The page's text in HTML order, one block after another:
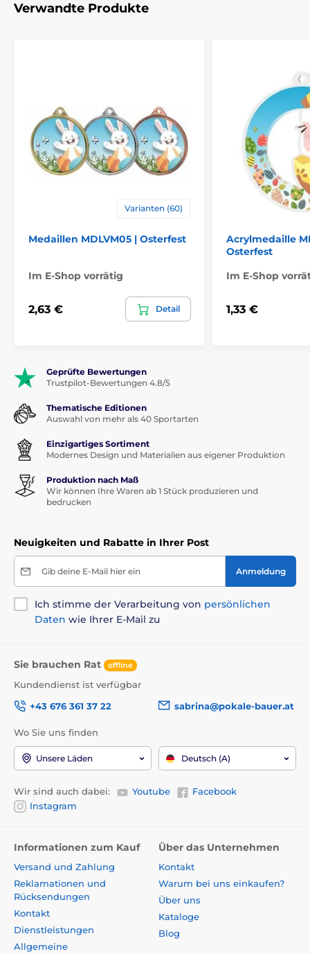
Verwandte Produkte
Varianten (60)
Medaillen MDLVM05 | Osterfest
Im E-Shop vorrätig
2,63 € Detail
Acrylmedaille
Osterfest
Im E-Shop
1,33 €
Geprüfte Bewertungen
Trustpilot-Bewertungen 4.8/5
Thematische Editionen
Auswahl von mehr als 40 Sportarten
Einzigartiges Sortiment
Modernes Design und Materialien aus eigener Produktion
Produktion nach Maß
Wir können Ihre Waren ab 1 Stück produzieren und
bedrucken
Neuigkeiten und Rabatte in Ihrer Post
Gib deine E-Mail hier ein Anmeldung
Ich stimme der Verarbeitung von persönlichen
Daten wie Ihrer E-Mail zu
Sie brauchen Rat offline
Kundendienst ist verfügbar
+43 676 361 37 22
sabrina@pokale-bauer.at
Wo Sie uns finden
Unsere Läden Deutsch (A)
Wir sind auch dabei: Youtube
Facebook
Instagram
Informationen zum Kauf
Versand und Zahlung
Reklamationen und
Rücksendungen
Kontakt
Dienstleistungen
Allgemeine
Über das Unternehmen
Kontakt
Warum bei uns einkaufen?
Über uns
Kataloge
Blog